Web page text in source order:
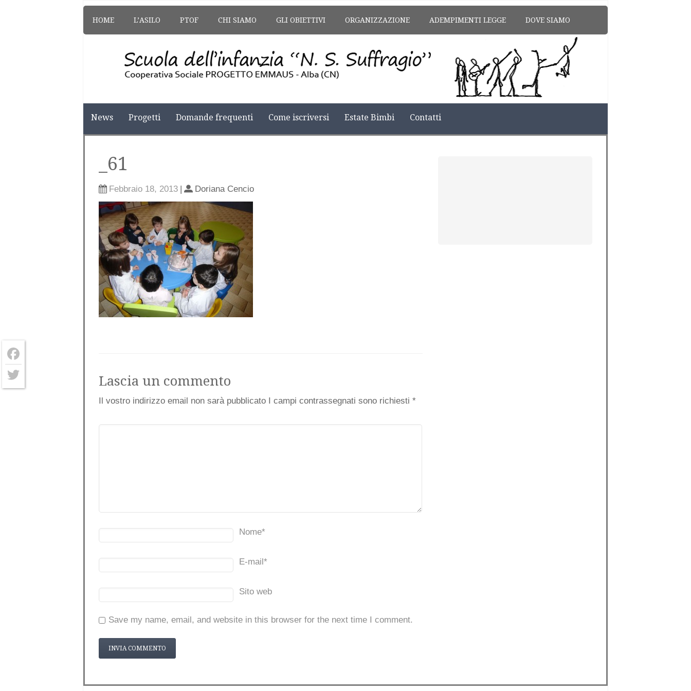
HOME L’ASILO PTOF CHI SIAMO GLI OBIETTIVI ORGANIZZAZIONE ADEMPIMENTI LEGGE DOVE SIAMO
News Progetti Domande frequenti Come iscriversi Estate Bimbi Contatti
_61
Febbraio 18, 2013 | Doriana Cencio
Lascia un commento
Il vostro indirizzo email non sarà pubblicato I campi contrassegnati sono richiesti *
Nome*
E-mail *
Sito web
Save my name, email, and website in this browser for the next time I comment.
Facebook
Twitter